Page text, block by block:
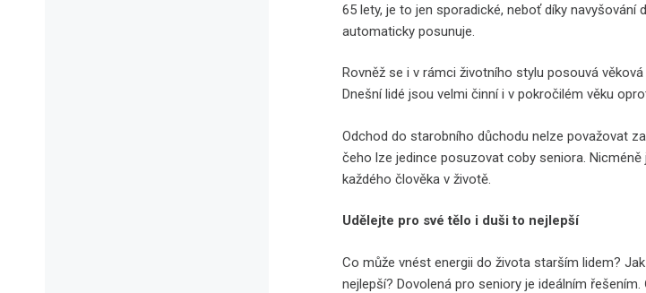
65 lety, je to jen sporadické, neboť díky navyšování
automaticky posunuje.
Rovněž se i v rámci životního stylu posouvá
Dnešní lidé jsou velmi činní i v pokročilém věku
Odchod do starobního důchodu nelze považovat
čeho lze jedince posuzovat coby seniora.
každého člověka v životě.
Udělejte pro své tělo i duši to nejlepší
Co může vnést energii do života starším lidem?
nejlepší? Dovolená pro seniory je ideálním